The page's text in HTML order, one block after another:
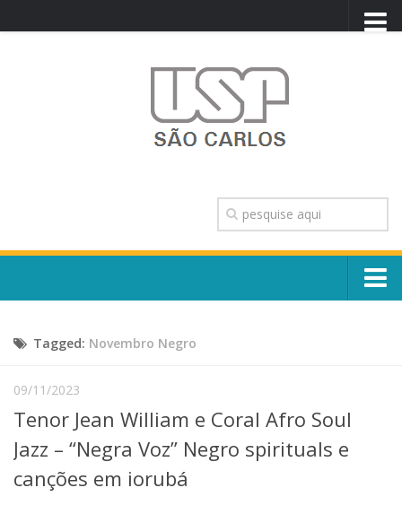
TRANSPARÊNCIA
OUVIDORIA
CONTATO
Escola, Institutos e Órgãos
Núcleos e Comissões
Telefones e Mapas
Pessoas
Graduação
Tagged: Novembro Negro
09/11/2023
Tenor Jean William e Coral Afro Soul
Jazz – “Negra Voz” Negro spirituals e
canções em iorubá